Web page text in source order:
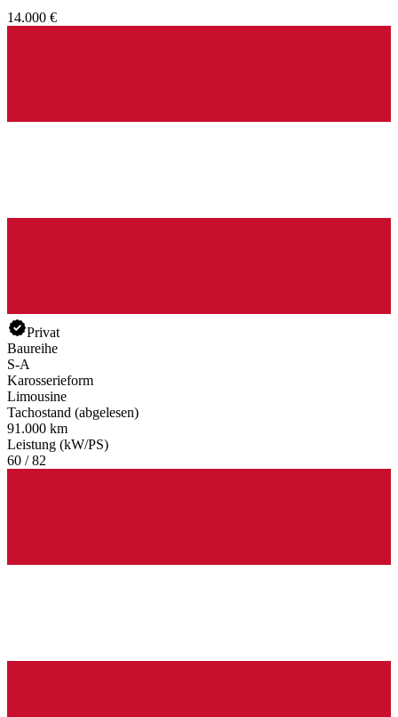
14.000 €
Privat
Baureihe
S-A
Karosserieform
Limousine
Tachostand (abgelesen)
91.000 km
Leistung (kW/PS)
60 / 82